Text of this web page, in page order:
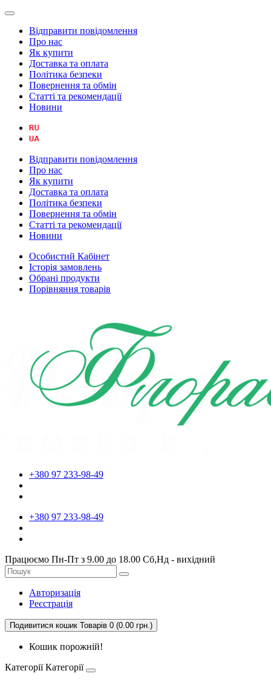
Відправити повідомлення
Про нас
Як купити
Доставка та оплата
Політика безпеки
Повернення та обмін
Статті та рекомендації
Новини
Відправити повідомлення
Про нас
Як купити
Доставка та оплата
Політика безпеки
Повернення та обмін
Статті та рекомендації
Новини
Особистий Кабінет
Історія замовлень
Обрані продукти
Порівняння товарів
+380 97 233-98-49
+380 97 233-98-49
Працюємо Пн-Пт з 9.00 до 18.00 Сб,Нд - вихідний
Авторизація
Реєстрація
Подивитися кошик Товарів 0 (0.00 грн.)
Кошик порожній!
Категорії Категорії